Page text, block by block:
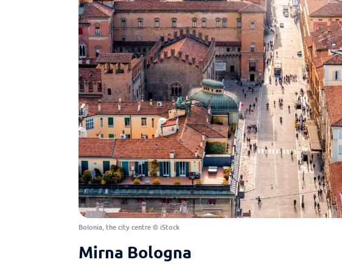
Bolonia, the city centre © iStock
Mirna Bologna